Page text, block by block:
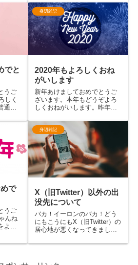
か
後半
ろか
せい
です（白目 「2022年は更新
なかったので今年は更新する
ぞ」って書いておきながらま
たやらかしました
でと
うご
しく
は
って
書き
1件
態に
。...
身辺雑記
2020年もよろしくおね
がいします
新年あけましておめでとうご
ざいます。本年もどうぞよろ
しくおねがいします。昨年は
イベントP/S Rush!!やJAC-IN
の他、自分自身初のゲーム系
イベント4 on Gamersにも参
加させていただきました。ま
た、い...
で
うご
んね
ろ
身辺雑記
X（旧Twitter）以外の出
没先について
バカ！イーロンのバカ！どう
にもこうにもX（旧Twitter）の
居心地が悪くなってきまし
（インプレ狙いのbotやエロ
っていう感じの企業アカウン